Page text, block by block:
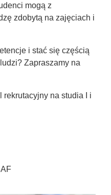
mogą z
zdobytą na zajęciach i
i stać się częścią
Zapraszamy na
rekrutacyjny na studia I i